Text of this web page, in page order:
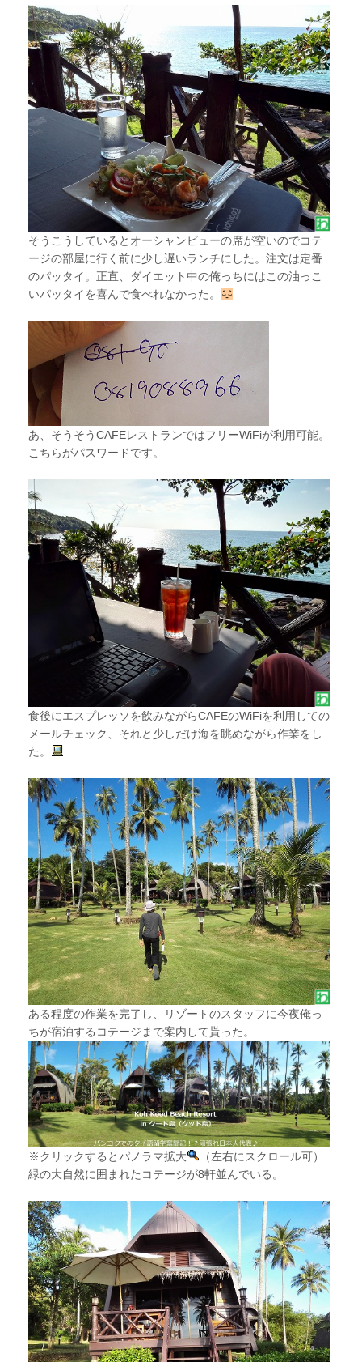
そうこうしているとオーシャンビューの席が空いのでコテ
ージの部屋に行く前に少し遅いランチにした。注文は定番
のパッタイ。正直、ダイエット中の俺っちにはこの油っこ
いパッタイを喜んで食べれなかった。
あ、そうそうCAFEレストランではフリーWiFiが利用可能。
こちらがパスワードです。
食後にエスプレッソを飲みながらCAFEのWiFiを利用しての
メールチェック、それと少しだけ海を眺めながら作業をし
た。
ある程度の作業を完了し、リゾートのスタッフに今夜俺っ
ちが宿泊するコテージまで案内して貰った。
※クリックするとパノラマ拡大
（左右にスクロール可）
緑の大自然に囲まれたコテージが8軒並んでいる。